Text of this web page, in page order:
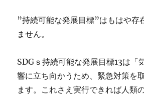
”持続可能な発展目標”はもはや存
ません。
SDGｓ持続可能な発展目標13は「
響に立ち向かうため、緊急対策を
ます。これさえ実行できれば人類